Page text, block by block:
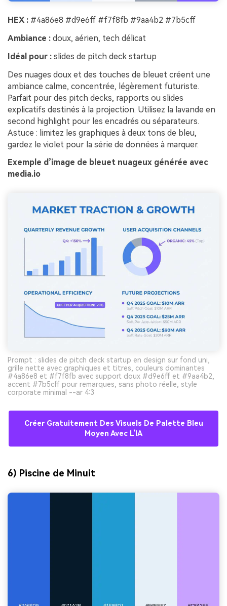
HEX : #4a86e8 #d9e6ff #f7f8fb #9aa4b2 #7b5cff
Ambiance : doux, aérien, tech délicat
Idéal pour : slides de pitch deck startup
Des nuages doux et des touches de bleuet créent une
ambiance calme, concentrée, légèrement futuriste.
Parfait pour des pitch decks, rapports ou slides
explicatifs destinés à la projection. Utilisez la lavande en
second highlight pour les encadrés ou séparateurs.
Astuce : limitez les graphiques à deux tons de bleu,
gardez le violet pour la série de données à marquer.
Exemple d’image de bleuet nuageux générée avec
media.io
Prompt : slides de pitch deck startup en design sur fond uni,
grille nette avec graphiques et titres, couleurs dominantes
#4a86e8 et #f7f8fb avec support doux #d9e6ff et #9aa4b2,
accent #7b5cff pour remarques, sans photo réelle, style
corporate minimal --ar 4:3
Créer Gratuitement Des Visuels De Palette Bleu
Moyen Avec L’IA
6) Piscine de Minuit